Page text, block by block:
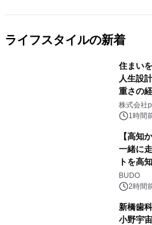
ライフスタイルの新着
住まい
人生設
重さの
株式会社
1時間
【高知
一緒に
トを高
BUDO
2時間
新橋歯
小野宇